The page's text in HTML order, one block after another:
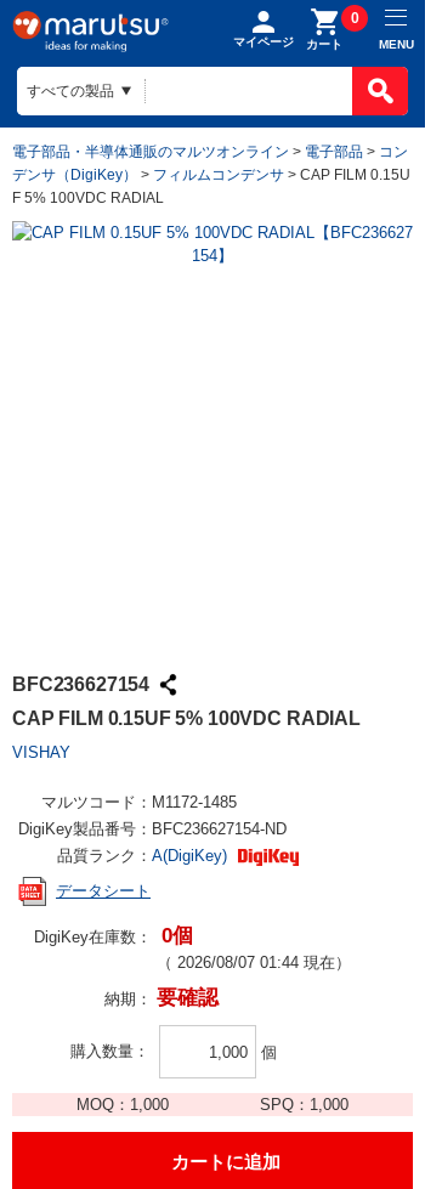
マイページ カート
0
MENU
電子部品・半導体通販のマルツオンライン > 電子部品 > コン
デンサ（DigiKey）
> フィルムコンデンサ > CAP FILM 0.15U
F 5% 100VDC RADIAL
BFC236627154
CAP FILM 0.15UF 5% 100VDC RADIAL
VISHAY
マルツコード： M1172-1485
DigiKey製品番号： BFC236627154-ND
品質ランク： A(DigiKey)
データシート
DigiKey在庫数： 0個
（ 2026/08/07 01:44 現在）
納期： 要確認
購入数量 個
MOQ： 1,000 SPQ： 1,000